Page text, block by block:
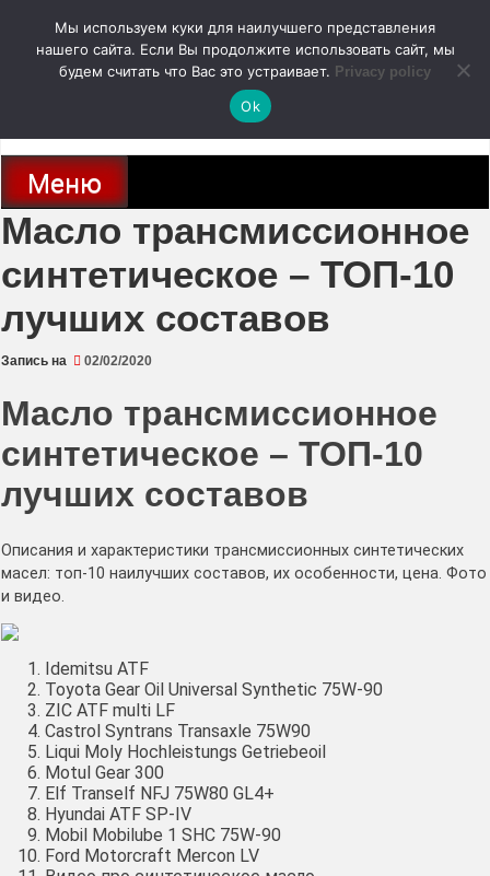
содержимому
autodoc24.ru
Новости про современные автомобили и не только, новинки зарубежного
и отечественного автопрома
Меню
Масло трансмиссионное
синтетическое – ТОП-10
лучших составов
Запись на 02/02/2020
Масло трансмиссионное
синтетическое – ТОП-10
лучших составов
Описания и характеристики трансмиссионных синтетических
масел: топ-10 наилучших составов, их особенности, цена. Фото
и видео.
Idemitsu ATF
Toyota Gear Oil Universal Synthetic 75W-90
ZIC ATF multi LF
Castrol Syntrans Transaxle 75W90
Liqui Moly Hochleistungs Getriebeoil
Motul Gear 300
Elf Tranself NFJ 75W80 GL4+
Hyundai ATF SP-IV
Mobil Mobilube 1 SHC 75W-90
Ford Motorcraft Mercon LV
Мы используем куки для наилучшего представления
нашего сайта. Если Вы продолжите использовать сайт, мы
будем считать что Вас это устраивает. Privacy policy
Ok